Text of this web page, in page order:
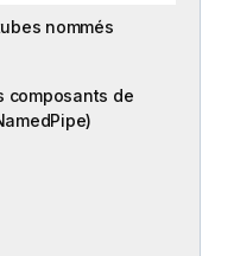
nommés
composants de